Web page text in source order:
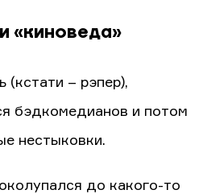
«киноведа»
(кстати – рэпер),
бэдкомедианов и потом
нестыковки.
до какого-то